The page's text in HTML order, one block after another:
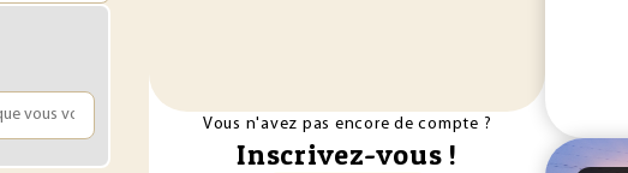
Vous n'avez pas encore de compte ?
Inscrivez-vous !